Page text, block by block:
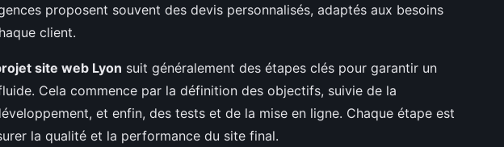
proposent souvent des devis personnalisés, adaptés aux besoins
client.
site web Lyon suit généralement des étapes clés pour garantir un
Cela commence par la définition des objectifs, suivie de la
et enfin, des tests et de la mise en ligne. Chaque étape est
la qualité et la performance du site final.